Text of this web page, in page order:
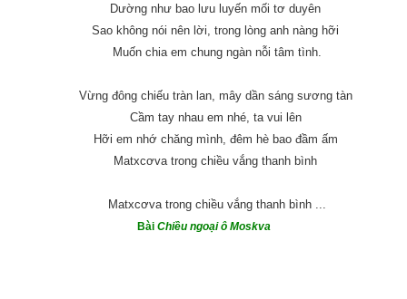
Dường như bao lưu luyến mối tơ duyên
Sao không nói nên lời, trong lòng anh nàng hỡi
Muốn chia em chung ngàn nỗi tâm tình.
Vừng đông chiếu tràn lan, mây dần sáng sương tàn
Cầm tay nhau em nhé, ta vui lên
Hỡi em nhớ chăng mình, đêm hè bao đầm ấm
Matxcơva trong chiều vắng thanh bình
Matxcơva trong chiều vắng thanh bình ...
Bài Chiều ngoại ô Moskva